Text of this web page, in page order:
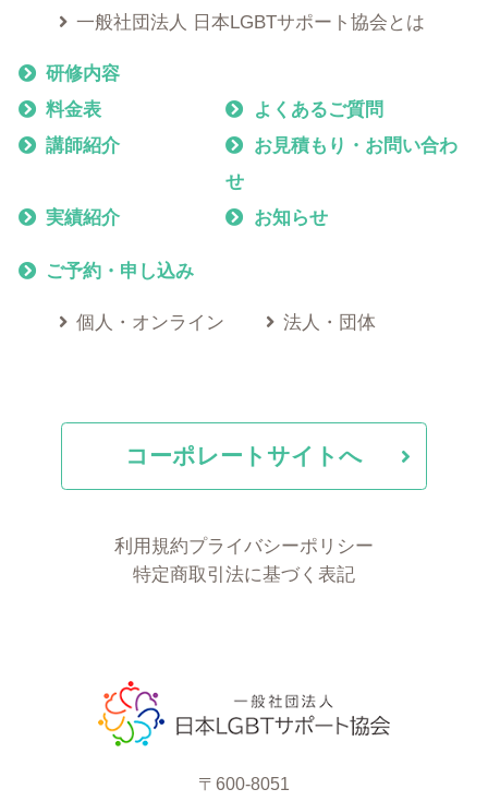
一般社団法人 日本LGBTサポート協会とは
研修内容
料金表
よくあるご質問
講師紹介
お見積もり・お問い合わ
せ
実績紹介
お知らせ
ご予約・申し込み
個人・オンライン 法人・団体
コーポレートサイトへ
利用規約プライバシーポリシー
特定商取引法に基づく表記
〒600-8051